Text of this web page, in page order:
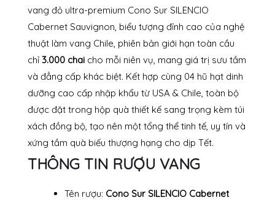
vang đỏ ultra-premium Cono Sur SILENCIO
Cabernet Sauvignon, biểu tượng đỉnh cao của nghệ
thuật làm vang Chile, phiên bản giới hạn toàn cầu
chỉ 3.000 chai cho mỗi niên vụ, mang giá trị sưu tầm
và đẳng cấp khác biệt. Kết hợp cùng 04 hũ hạt dinh
dưỡng cao cấp nhập khẩu từ USA & Chile, toàn bộ
được đặt trong hộp quà thiết kế sang trọng kèm túi
xách đồng bộ, tạo nên một tổng thể tinh tế, uy tín và
xứng tầm quà biếu thượng hạng cho dịp Tết.
THÔNG TIN RƯỢU VANG
Tên rượu: Cono Sur SILENCIO Cabernet